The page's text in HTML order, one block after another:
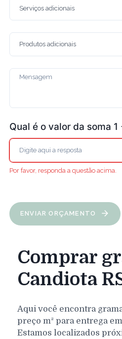
Qual é o valor da soma 1
Por favor, responda a questão acima.
ENVIAR ORÇAMENTO
Comprar
Candiota
Aqui você encontra
preço m² para entrega em
Estamos localizados